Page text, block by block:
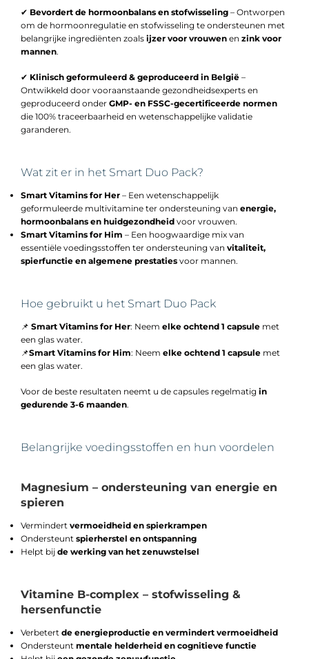
✔ Bevordert de hormoonbalans en stofwisseling – Ontworpen
om de hormoonregulatie en stofwisseling te ondersteunen met
belangrijke ingrediënten zoals ijzer voor vrouwen en zink voor
mannen.
✔ Klinisch geformuleerd & geproduceerd in België –
Ontwikkeld door vooraanstaande gezondheidsexperts en
geproduceerd onder GMP- en FSSC-gecertificeerde normen
die 100% traceerbaarheid en wetenschappelijke validatie
garanderen.
Wat zit er in het Smart Duo Pack?
Smart Vitamins for Her – Een wetenschappelijk
geformuleerde multivitamine ter ondersteuning van energie,
hormoonbalans en huidgezondheid voor vrouwen.
Smart Vitamins for Him – Een hoogwaardige mix van
essentiële voedingsstoffen ter ondersteuning van vitaliteit,
spierfunctie en algemene prestaties voor mannen.
Hoe gebruikt u het Smart Duo Pack
📌 Smart Vitamins for Her: Neem elke ochtend 1 capsule met
een glas water.
📌Smart Vitamins for Him: Neem elke ochtend 1 capsule met
een glas water.
Voor de beste resultaten neemt u de capsules regelmatig in
gedurende 3-6 maanden.
Belangrijke voedingsstoffen en hun voordelen
Magnesium – ondersteuning van energie en
spieren
Vermindert vermoeidheid en spierkrampen
Ondersteunt spierherstel en ontspanning
Helpt bij de werking van het zenuwstelsel
Vitamine B-complex – stofwisseling &
hersenfunctie
Verbetert de energieproductie en vermindert vermoeidheid
Ondersteunt mentale helderheid en cognitieve functie